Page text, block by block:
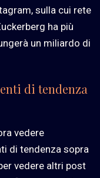
sulla cui rete
ha più
un miliardo di
di tendenza
vedere
di tendenza sopra
vedere altri post